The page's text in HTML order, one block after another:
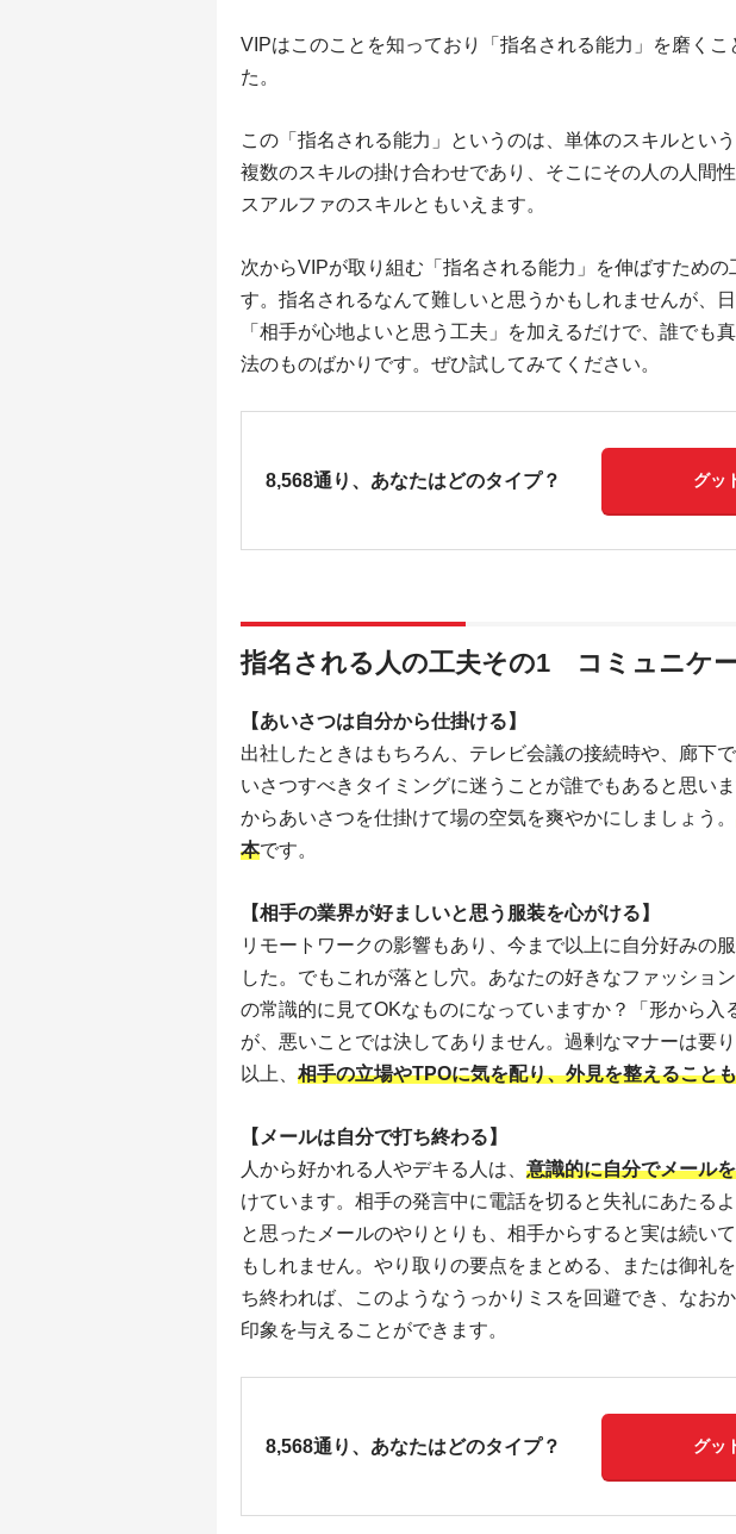
VIPはこのことを知っており「指名される能力」を磨くこ
た。
この「指名される能力」というのは、単体のスキルとい
複数のスキルの掛け合わせであり、そこにその人の人間
スアルファのスキルともいえます。
次からVIPが取り組む「指名される能力」を伸ばすための
す。指名されるなんて難しいと思うかもしれませんが、
「相手が心地よいと思う工夫」を加えるだけで、誰でも
法のものばかりです。ぜひ試してみてください。
8,568通り、あなたはどのタイプ？ グッ
指名される人の工夫その1 コミュニケ
【あいさつは自分から仕掛ける】
出社したときはもちろん、テレビ会議の接続時や、廊下
いさつすべきタイミングに迷うことが誰でもあると思い
からあいさつを仕掛けて場の空気を爽やかにしましょう。
本です。
【相手の業界が好ましいと思う服装を心がける】
リモートワークの影響もあり、今まで以上に自分好みの
した。でもこれが落とし穴。あなたの好きなファッショ
の常識的に見てOKなものになっていますか？「形から入
が、悪いことでは決してありません。過剰なマナーは要
以上、 相手の立場やTPOに気を配り、外見を整えること
【メールは自分で打ち終わる】
人から好かれる人やデキる人は、 意識的に自分でメール
けています。相手の発言中に電話を切ると失礼にあたる
と思ったメールのやりとりも、相手からすると実は続い
もしれません。やり取りの要点をまとめる、または御礼
ち終われば、このようなうっかりミスを回避でき、なお
印象を与えることができます。
8,568通り、あなたはどのタイプ？ グッ